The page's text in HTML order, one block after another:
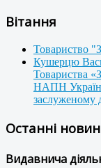
Вітання
Кушерцю
Товариства
НАПН
заслуженому
Останні
Видавнича